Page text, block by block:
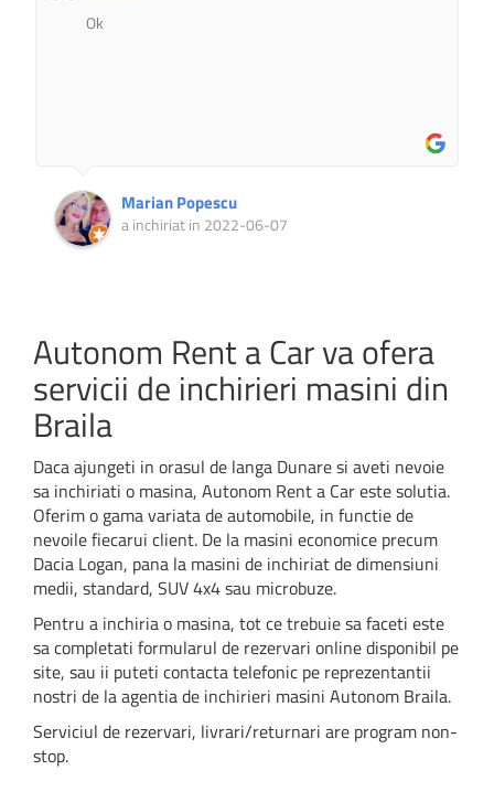
Ok
Marian Popescu
a inchiriat in 2022-06-07
Autonom Rent a Car va ofera
servicii de inchirieri masini din
Braila
Daca ajungeti in orasul de langa Dunare si aveti nevoie
sa inchiriati o masina, Autonom Rent a Car este solutia.
Oferim o gama variata de automobile, in functie de
nevoile fiecarui client. De la masini economice precum
Dacia Logan, pana la masini de inchiriat de dimensiuni
medii, standard, SUV 4x4 sau microbuze.
Pentru a inchiria o masina, tot ce trebuie sa faceti este
sa completati formularul de rezervari online disponibil pe
site, sau ii puteti contacta telefonic pe reprezentantii
nostri de la agentia de inchirieri masini Autonom Braila.
Serviciul de rezervari, livrari/returnari are program non-
stop.